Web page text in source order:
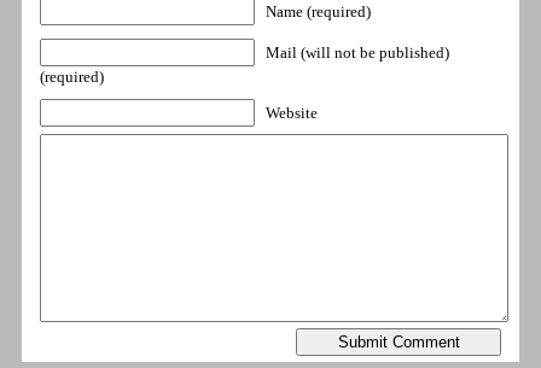
Name (required)
Mail (will not be published)
(required)
Website